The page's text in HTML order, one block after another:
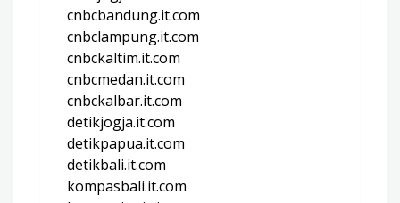
cnbcbandung.it.com
cnbclampung.it.com
cnbckaltim.it.com
cnbcmedan.it.com
cnbckalbar.it.com
detikjogja.it.com
detikpapua.it.com
detikbali.it.com
kompasbali.it.com